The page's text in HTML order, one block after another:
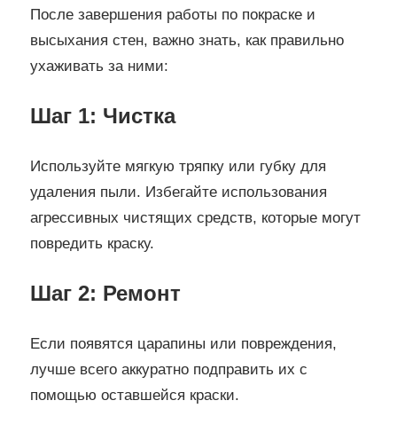
После завершения работы по покраске и
высыхания стен, важно знать, как правильно
ухаживать за ними:
Шаг 1: Чистка
Используйте мягкую тряпку или губку для
удаления пыли. Избегайте использования
агрессивных чистящих средств, которые могут
повредить краску.
Шаг 2: Ремонт
Если появятся царапины или повреждения,
лучше всего аккуратно подправить их с
помощью оставшейся краски.